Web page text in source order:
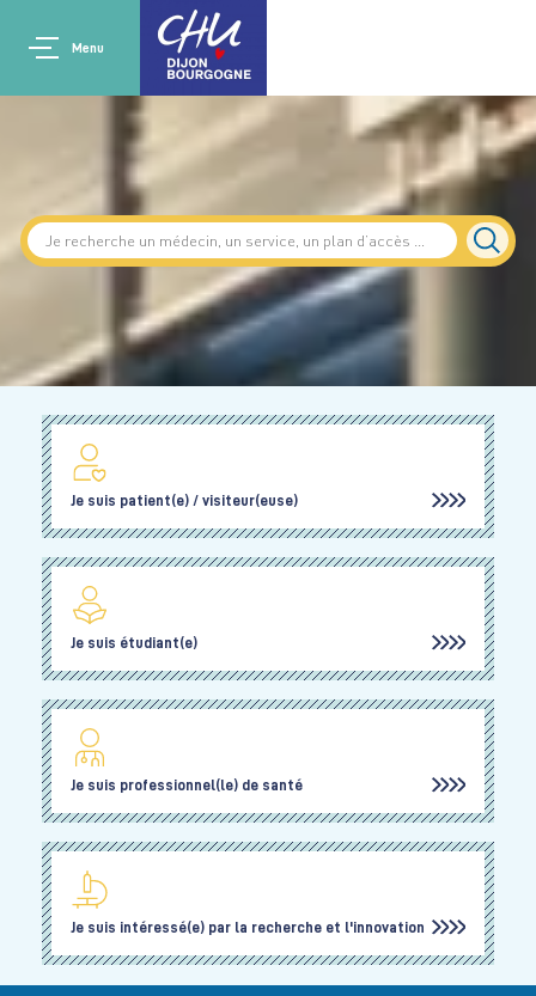
Aller au contenu principal
Main navigation
Menu
Je suis patient(e) / visiteur(euse)
Je suis étudiant(e)
Je suis professionnel(le) de santé
Je suis intéressé(e) par la recherche et l'innovation
Panneau de gestion des cookies